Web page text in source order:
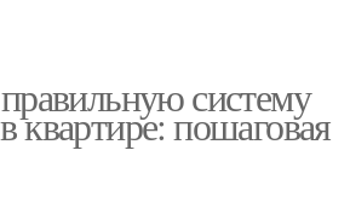
систему
квартире: пошаговая